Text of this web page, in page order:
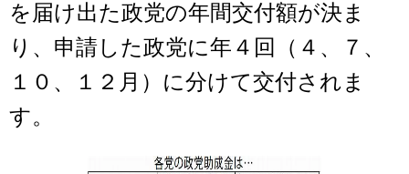
を届け出た政党の年間交付額が決ま
り、申請した政党に年４回（４、７、
１０、１２月）に分けて交付されま
す。